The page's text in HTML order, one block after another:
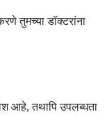
तुमच्या डॉक्टरांना
आहे, तथापि उपलब्धता